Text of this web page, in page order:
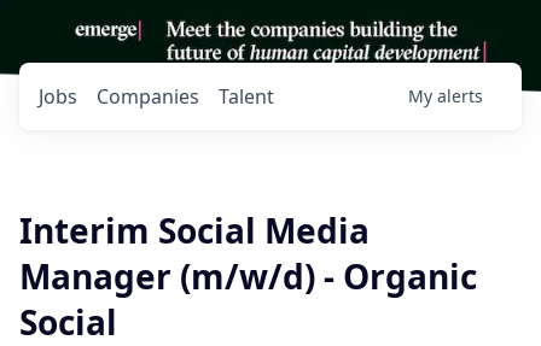
Jobs Companies Talent My alerts
Interim Social Media
Manager (m/w/d) - Organic
Social